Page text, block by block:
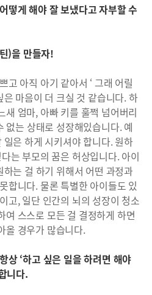
떻게 해야 잘 보냈다고 자부할 수
)을 만들자!
고 아직 아기 같아서 ‘ 그래 어릴
은 마음이 더 크실 것 같습니다. 하
새 엄마, 아빠 키를 훌쩍 넘어버리
없는 상태로 성장해있습니다. 예
은 하게 시키셔야 합니다. 원하
는 부모의 꿈은 허상입니다. 아이
는 걸 하기 위해서 어떤 과정과
합니다. 물론 특별한 아이들도 있
고, 일단 인간의 뇌의 성장이 청소
여 스스로 모든 걸 결정하게 하면
올 경우가 많습니다.
상 ‘하고 싶은 일을 하려면 해야
니다.